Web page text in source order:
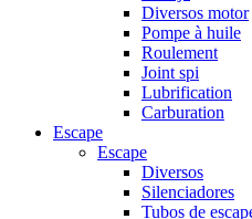
Diversos motor
Pompe à huile
Roulement
Joint spi
Lubrification
Carburation
Escape
Escape
Diversos
Silenciadores
Tubos de